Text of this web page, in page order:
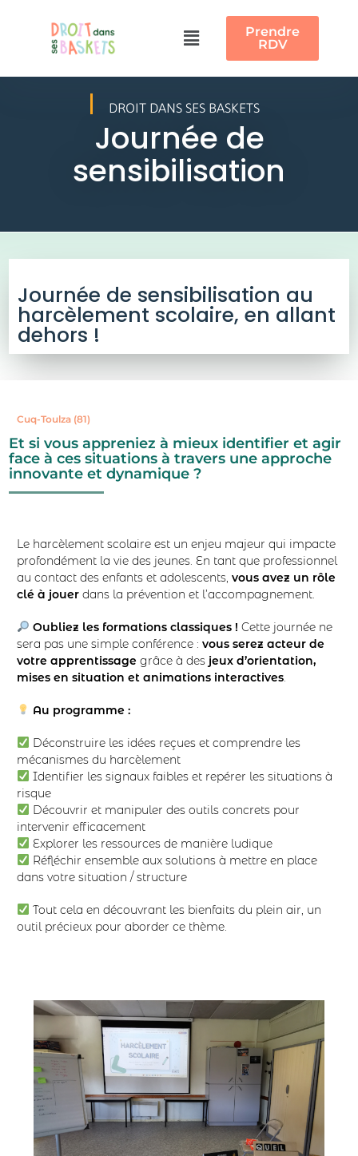
Prendre
RDV
DROIT DANS SES BASKETS
Journée de
sensibilisation
Journée de sensibilisation au
harcèlement scolaire, en allant
dehors !
Cuq-Toulza (81)
Et si vous appreniez à mieux identifier et agir
face à ces situations à travers une approche
innovante et dynamique ?
Le harcèlement scolaire est un enjeu majeur qui impacte
profondément la vie des jeunes. En tant que professionnel
au contact des enfants et adolescents, vous avez un rôle
clé à jouer dans la prévention et l’accompagnement.
Oubliez les formations classiques ! Cette journée ne
sera pas une simple conférence : vous serez acteur de
votre apprentissage grâce à des jeux d’orientation,
mises en situation et animations interactives.
Au programme :
Déconstruire les idées reçues et comprendre les
mécanismes du harcèlement
Identifier les signaux faibles et repérer les situations à
risque
Découvrir et manipuler des outils concrets pour
intervenir efficacement
Explorer les ressources de manière ludique
Réfléchir ensemble aux solutions à mettre en place
dans votre situation / structure
Tout cela en découvrant les bienfaits du plein air, un
outil précieux pour aborder ce thème.